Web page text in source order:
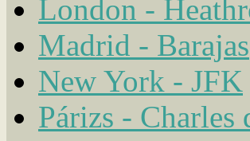
London -
Madrid - Barajas
New York - JFK
Párizs - Charles